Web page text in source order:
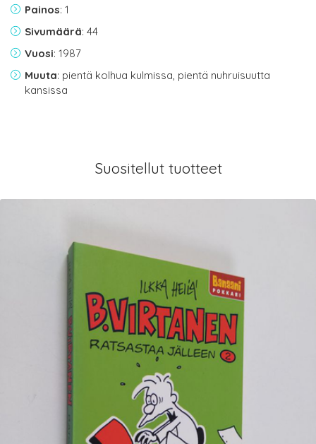
Painos: 1
Sivumäärä: 44
Vuosi: 1987
Muuta: pientä kolhua kulmissa, pientä nuhruisuutta
kansissa
Suositellut tuotteet